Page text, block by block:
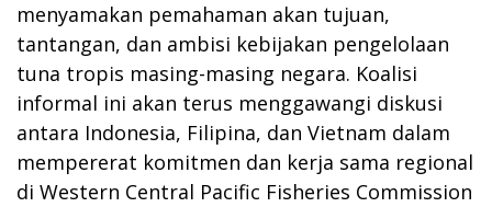
menyamakan pemahaman akan tujuan,
tantangan, dan ambisi kebijakan pengelolaan
tuna tropis masing-masing negara. Koalisi
informal ini akan terus menggawangi diskusi
antara Indonesia, Filipina, dan Vietnam dalam
mempererat komitmen dan kerja sama regional
di Western Central Pacific Fisheries Commission